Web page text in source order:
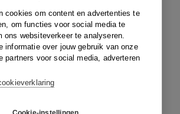
cookies om content en advertenties te
om functies voor social media te
ons websiteverkeer te analyseren.
informatie over jouw gebruik van onze
partners voor social media, adverteren